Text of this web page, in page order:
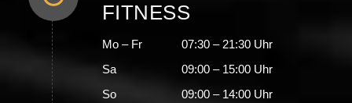
FITNESS
Mo – Fr
07:30 – 21:30 Uhr
Sa
09:00 – 15:00 Uhr
So
09:00 – 14:00 Uhr